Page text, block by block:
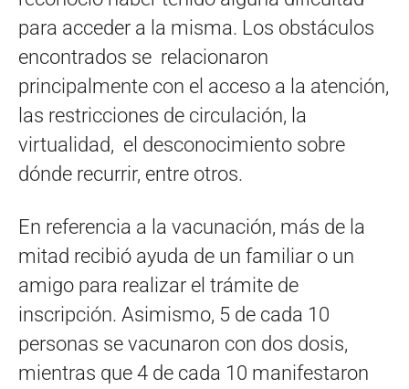
para acceder a la misma. Los obstáculos
encontrados se relacionaron
principalmente con el acceso a la atención,
las restricciones de circulación, la
virtualidad, el desconocimiento sobre
dónde recurrir, entre otros.
En referencia a la vacunación, más de la
mitad recibió ayuda de un familiar o un
amigo para realizar el trámite de
inscripción. Asimismo, 5 de cada 10
personas se vacunaron con dos dosis,
mientras que 4 de cada 10 manifestaron